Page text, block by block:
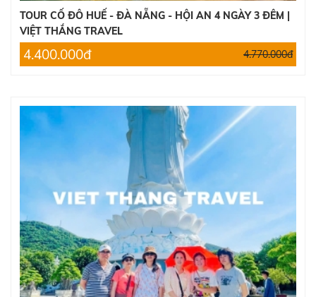
TOUR CỐ ĐÔ HUẾ - ĐÀ NẴNG - HỘI AN 4 NGÀY 3 ĐÊM |
VIỆT THẮNG TRAVEL
4.400.000đ 4.770.000đ